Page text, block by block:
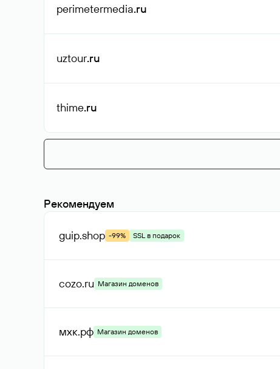
perimetermedia.ru
uztour.ru
thime.ru
Рекомендуем
guip.shop -99% SSL в подарок
cozo.ru Магазин доменов
мхк.рф Магазин доменов